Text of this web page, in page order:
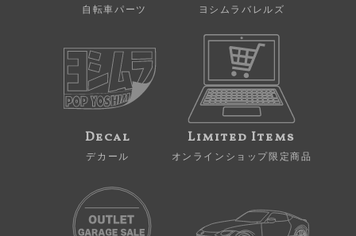
自転車パーツ ヨシムラバレルズ
Decal
デカール
Limited Items
オンラインショップ限定商品